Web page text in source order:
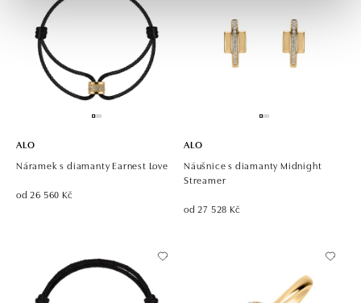
ALO
Náramek s diamanty Earnest Love
od 26 560 Kč
ALO
Náušnice s diamanty Midnight
Streamer
od 27 528 Kč